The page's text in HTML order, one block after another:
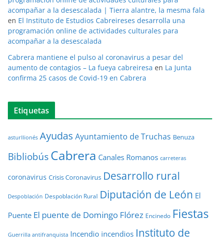
acompañar a la desescalada | Tierra alantre, la mesma fala
en El Instituto de Estudios Cabreireses desarrolla una
programación online de actividades culturales para
acompañar a la desescalada
Cabrera mantiene el pulso al coronavirus a pesar del
aumento de contagios – La fueya cabreiresa en La Junta
confirma 25 casos de Covid-19 en Cabrera
Etiquetas
asturllionés Ayudas Ayuntamiento de Truchas Benuza
BibliobúsCabrera Canales Romanos carreteras
coronavirus Crisis Coronavirus Desarrollo rural
Despoblación Despoblación Rural Diputación de León El
Puente El puente de Domingo Flórez Encinedo Fiestas
Guerrilla antifranquista Incendio incendios Instituto de